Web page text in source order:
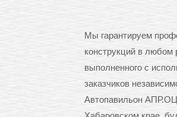
Мы гарантируем
конструкций в любом
выполненного с
заказчиков
Автопавильон